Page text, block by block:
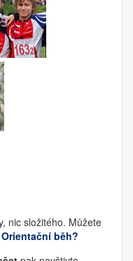
nic složitého. Můžete
běh?